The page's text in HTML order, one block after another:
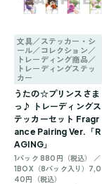
文具／ステッカー・シ
ール／コレクション／
トレーディング商品／
トレーディングステッ
カー
うたの☆プリンスさま
っ♪ トレーディングス
テッカーセット Fragr
ance Pairing Ver.「R
AGING」
1パック 880円（税込） ／
1BOX（8パック入り）7,0
40円（税込）